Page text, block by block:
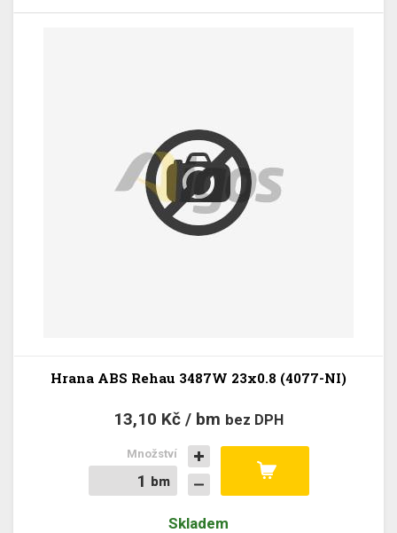
Hrana ABS Rehau 3487W 23x0.8 (4077-NI)
13,10 Kč / bm bez DPH
bm
bm
Množství
Skladem